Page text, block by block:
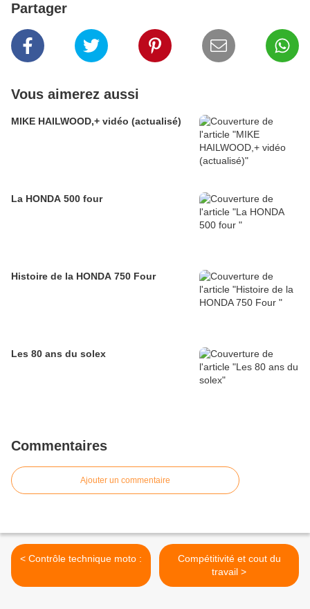
Partager
Vous aimerez aussi
MIKE HAILWOOD,+ vidéo (actualisé)
La HONDA 500 four
Histoire de la HONDA 750 Four
Les 80 ans du solex
Commentaires
Ajouter un commentaire
< Contrôle technique moto :
Compétitivité et cout du
travail >